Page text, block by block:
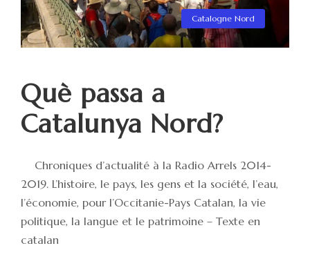
Catalogne Nord
Què passa a
Catalunya Nord?
Chroniques d’actualité à la Radio Arrels 2014-
2019. L’histoire, le pays, les gens et la société, l’eau,
l’économie, pour l’Occitanie-Pays Catalan, la vie
politique, la langue et le patrimoine – Texte en
catalan